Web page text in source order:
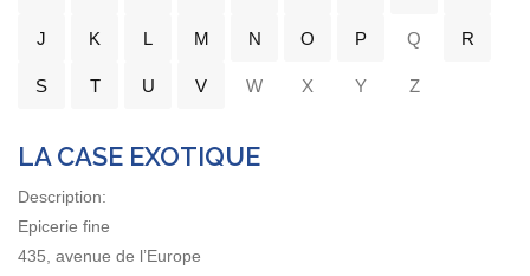
J K L M N O P Q R
S T U V W X Y Z
LA CASE EXOTIQUE
Description:
Epicerie fine
435, avenue de l’Europe